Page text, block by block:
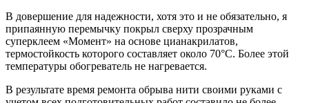
В довершение для надежности, хотя это и не обязательно, я
припаянную перемычку покрыл сверху прозрачным
суперклеем «Момент» на основе цианакрилатов,
термостойкость которого составляет около 70°С. Более этой
температуры обогреватель не нагревается.
В результате время ремонта обрыва нити своими руками с